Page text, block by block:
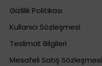
Gizlilik Politikası
Kullanıcı Sözleşmesi
Teslimat Bilgileri
Mesafeli Satış Sözleşmesi